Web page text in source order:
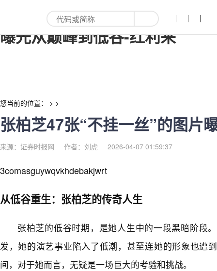
张柏芝47张“不挂一丝”的图片
曝光从巅峰到低谷-红利来
您当前的位置： > >
张柏芝47张“不挂一丝”的图片
来源：证券时报网 作者：刘虎 2026-04-07 01:59:37
3comasguywqvkhdebakjwrt
从低谷重生：张柏芝的传奇人生
张柏芝的低谷时期，是她人生中的一段黑暗阶段
发，她的演艺事业陷入了低潮，甚至连她的形象也遭
间，对于她而言，无疑是一场巨大的考验和挑战。